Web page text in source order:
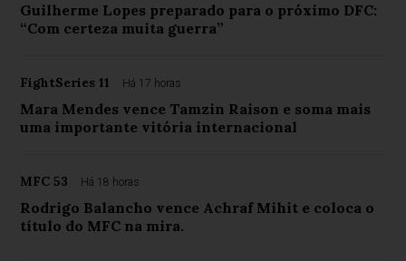
Guilherme Lopes preparado para o próximo DFC:
“Com certeza muita guerra”
FightSeries 11 Há 17 horas
Mara Mendes vence Tamzin Raison e soma mais
uma importante vitória internacional
MFC 53 Há 18 horas
Rodrigo Balancho vence Achraf Mihit e coloca o
título do MFC na mira.